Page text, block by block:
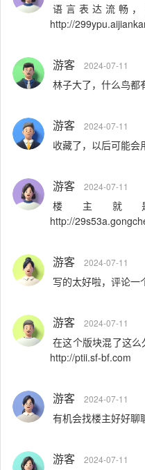
语言表达流畅
http://
游客 2024-07-11
林子大了，什么鸟都
游客 2024-07-11
收藏了，以后可能
游客 2024-07-11
楼主就
http://
游客 2024-07-11
写的太好啦，评论
游客 2024-07-11
在这个版块混了这么
http://ptii.sf-bf.com
游客 2024-07-11
有机会找楼主好好聊
游客 2024-07-11